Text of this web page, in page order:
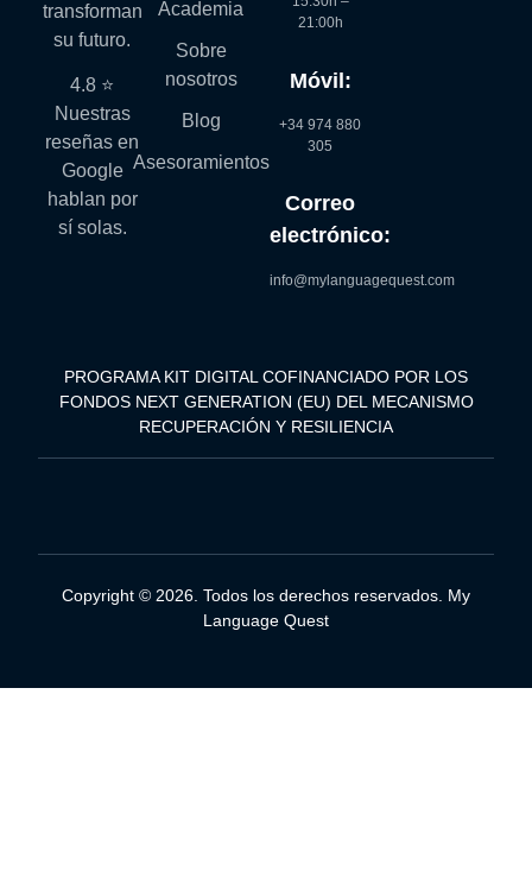
transforman
su futuro.
4.8 ⭐
Nuestras
reseñas en
Google
hablan por
sí solas.
Academia
Sobre
nosotros
Blog
Asesoramientos
21:00h
Móvil:
+34 974 880
305
Correo
electrónico:
info@mylanguagequest.com
PROGRAMA KIT DIGITAL COFINANCIADO POR LOS
FONDOS NEXT GENERATION (EU) DEL MECANISMO
RECUPERACIÓN Y RESILIENCIA
Copyright © 2026. Todos los derechos reservados. My
Language Quest